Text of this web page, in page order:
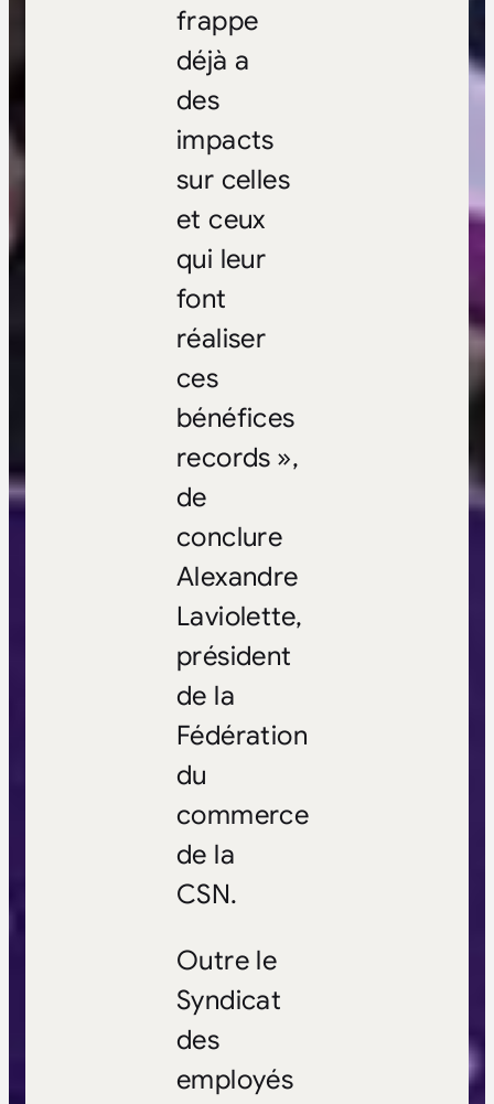
frappe
déjà a
des
impacts
sur celles
et ceux
qui leur
font
réaliser
ces
bénéfices
records »,
de
conclure
Alexandre
Laviolette,
président
de la
Fédération
du
commerce
de la
CSN.
Outre le
Syndicat
des
employés